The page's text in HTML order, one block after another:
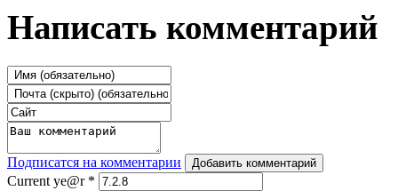
Написать комментарий
Подписатся на комментарии Добавить комментарий
Current ye@r *